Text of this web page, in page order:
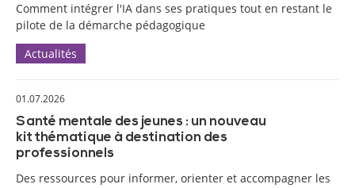
Comment intégrer l'IA dans ses pratiques tout en restant le
pilote de la démarche pédagogique
Actualités
01.07.2026
Santé mentale des jeunes : un nouveau
kit thématique à destination des
professionnels
Des ressources pour informer, orienter et accompagner les